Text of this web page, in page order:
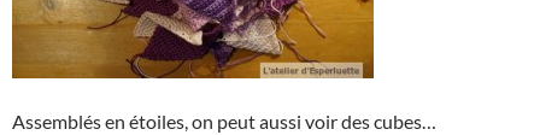
Assemblés en étoiles, on peut aussi voir des cubes…